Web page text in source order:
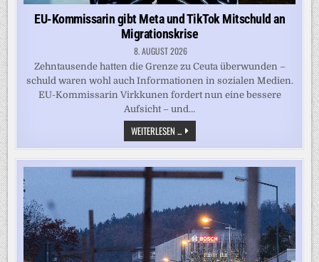
EU-Kommissarin gibt Meta und TikTok Mitschuld an
Migrationskrise
8. AUGUST 2026
Zehntausende hatten die Grenze zu Ceuta überwunden –
schuld waren wohl auch Informationen in sozialen Medien.
EU-Kommissarin Virkkunen fordert nun eine bessere
Aufsicht – und…
WEITERLESEN ...EU-
KOMMISSARIN
GIBT
META
UND
TIKTOK
MITSCHULD
MIGRATIONSKRISE